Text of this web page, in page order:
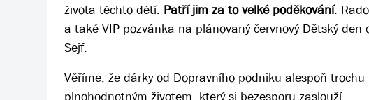
života těchto dětí. Patří jim za to velké poděkování.
a také VIP pozvánka na plánovaný červnový Dětský
Sejf.
Věříme, že dárky od Dopravního podniku alespoň